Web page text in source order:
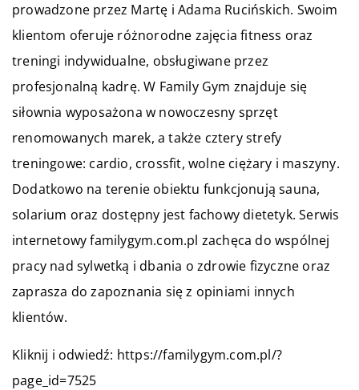
prowadzone przez Martę i Adama Rucińskich. Swoim
klientom oferuje różnorodne zajęcia fitness oraz
treningi indywidualne, obsługiwane przez
profesjonalną kadrę. W Family Gym znajduje się
siłownia wyposażona w nowoczesny sprzęt
renomowanych marek, a także cztery strefy
treningowe: cardio, crossfit, wolne ciężary i maszyny.
Dodatkowo na terenie obiektu funkcjonują sauna,
solarium oraz dostępny jest fachowy dietetyk. Serwis
internetowy familygym.com.pl zachęca do wspólnej
pracy nad sylwetką i dbania o zdrowie fizyczne oraz
zaprasza do zapoznania się z opiniami innych
klientów.
Kliknij i odwiedź: https://familygym.com.pl/?
page_id=7525